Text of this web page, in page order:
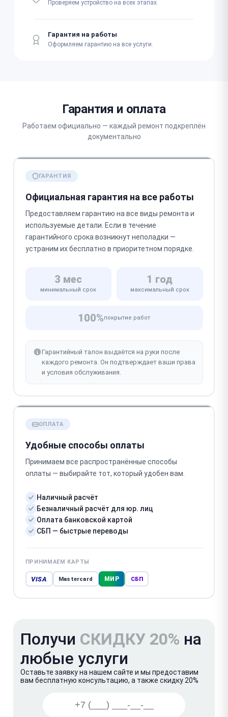
Проверяем устройство на всех этапах.
Гарантия на работы
Оформляем гарантию на все услуги.
Гарантия и оплата
Работаем официально — каждый ремонт подкреплён
документально
ГАРАНТИЯ
Официальная гарантия на все работы
Предоставляем гарантию на все виды ремонта и
используемые детали. Если в течение
гарантийного срока возникнут неполадки —
устраним их бесплатно в приоритетном порядке.
3 мес
минимальный срок
1 год
максимальный срок
100%покрытие работ
Гарантийный талон выдаётся на руки после
каждого ремонта. Он подтверждает ваши права
и условия обслуживания.
ОПЛАТА
Удобные способы оплаты
Принимаем все распространённые способы
оплаты — выбирайте тот, который удобен вам.
Наличный расчёт
Безналичный расчёт для юр. лиц
Оплата банковской картой
СБП — быстрые переводы
ПРИНИМАЕМ КАРТЫ
VISA Mastercard МИР СБП
Получи СКИДКУ 20% на
любые услуги
Оставьте заявку на нашем сайте и мы предоставим
вам бесплатную консультацию, а также скидку 20%